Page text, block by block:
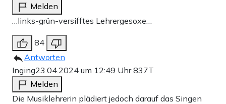
Melden
…links-grün-versifftes Lehrergesoxe…
84
Antworten
Inging23.04.2024 um 12:49 Uhr837T
Melden
Die Musiklehrerin plädiert jedoch darauf das Singen